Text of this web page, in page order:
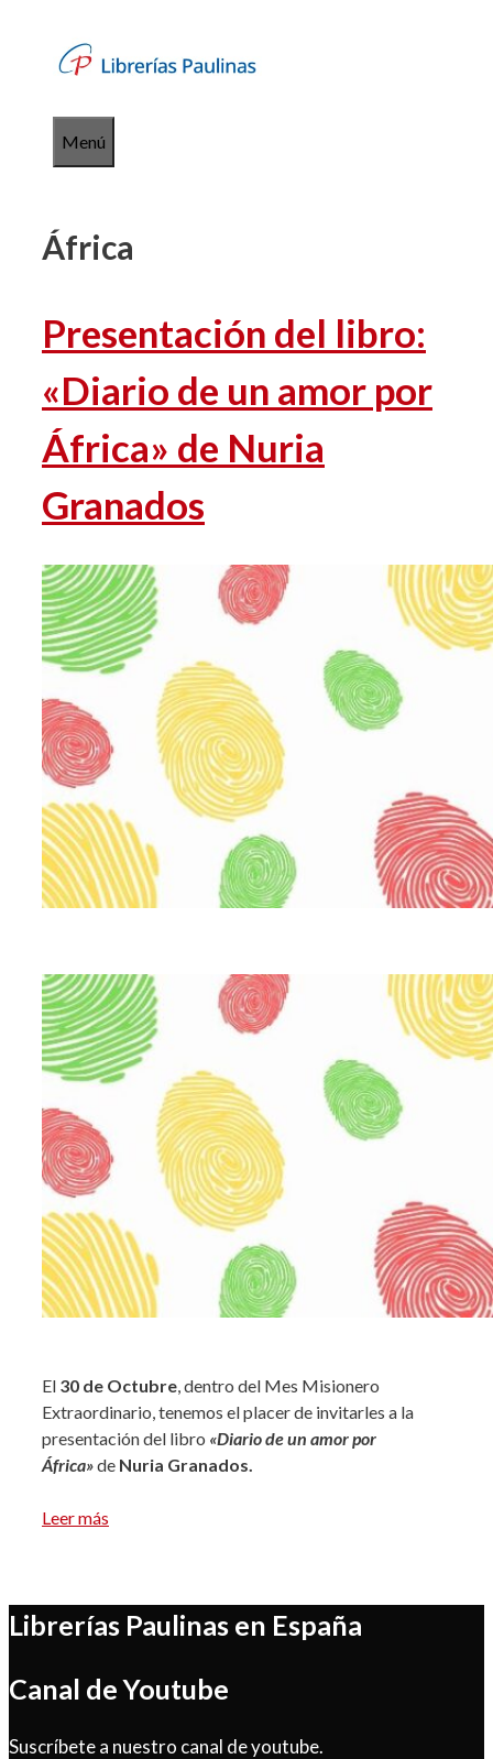
contenido
Menú
África
Presentación del libro:
«Diario de un amor por
África» de Nuria
Granados
El 30 de Octubre, dentro del Mes Misionero
Extraordinario, tenemos el placer de invitarles a la
presentación del libro «Diario de un amor por
África»de Nuria Granados.
Leer más
Librerías Paulinas en España
Canal de Youtube
Suscríbete a nuestro canal de youtube.